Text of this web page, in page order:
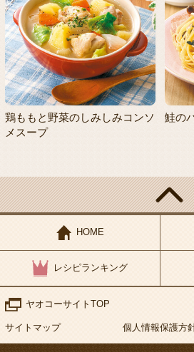
鶏ももと野菜のしみしみコンソ
メスープ
鮭の
HOME
レシピランキング
ヤオコーサイトTOP
サイトマップ 個人情報保護方